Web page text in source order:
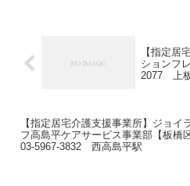
【指定居
ションフ
2077 上
【指定居宅介護支援事業所】ジョイ
フ高島平ケアサービス事業部【板橋区
03-5967-3832 西高島平駅